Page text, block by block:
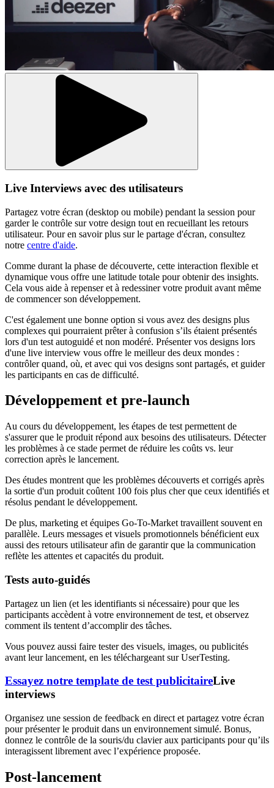
Live Interviews avec des utilisateurs
Partagez votre écran (desktop ou mobile) pendant la session pour
garder le contrôle sur votre design tout en recueillant les retours
utilisateur. Pour en savoir plus sur le partage d'écran, consultez
notre centre d'aide.
Comme durant la phase de découverte, cette interaction flexible et
dynamique vous offre une latitude totale pour obtenir des insights.
Cela vous aide à repenser et à redessiner votre produit avant même
de commencer son développement.
C'est également une bonne option si vous avez des designs plus
complexes qui pourraient prêter à confusion s’ils étaient présentés
lors d'un test autoguidé et non modéré. Présenter vos designs lors
d'une live interview vous offre le meilleur des deux mondes :
contrôler quand, où, et avec qui vos designs sont partagés, et guider
les participants en cas de difficulté.
Développement et pre‑launch
Au cours du développement, les étapes de test permettent de
s'assurer que le produit répond aux besoins des utilisateurs. Détecter
les problèmes à ce stade permet de réduire les coûts vs. leur
correction après le lancement.
Des études montrent que les problèmes découverts et corrigés après
la sortie d'un produit coûtent 100 fois plus cher que ceux identifiés et
résolus pendant le développement.
De plus, marketing et équipes Go-To-Market travaillent souvent en
parallèle. Leurs messages et visuels promotionnels bénéficient eux
aussi des retours utilisateur afin de garantir que la communication
reflète les attentes et capacités du produit.
Tests auto‑guidés
Partagez un lien (et les identifiants si nécessaire) pour que les
participants accèdent à votre environnement de test, et observez
comment ils tentent d’accomplir des tâches.
Vous pouvez aussi faire tester des visuels, images, ou publicités
avant leur lancement, en les téléchargeant sur UserTesting.
Essayez notre template de test publicitaireLive
interviews
Organisez une session de feedback en direct et partagez votre écran
pour présenter le produit dans un environnement simulé. Bonus,
donnez le contrôle de la souris/du clavier aux participants pour qu’ils
interagissent librement avec l’expérience proposée.
Post‑lancement